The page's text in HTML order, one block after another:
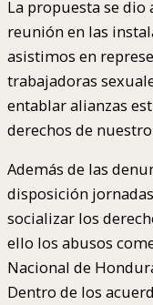
La propuesta se dio
reunión en las
asistimos en
trabajadoras
entablar alianzas
derechos de
Además de las
disposición
socializar los
ello los abusos
Nacional de
Dentro de los